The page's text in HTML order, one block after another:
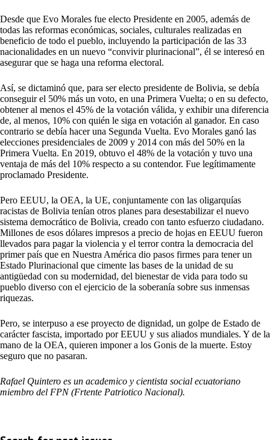
Desde que Evo Morales fue electo Presidente en 2005, además de
todas las reformas económicas, sociales, culturales realizadas en
beneficio de todo el pueblo, incluyendo la participación de las 33
nacionalidades en un nuevo “convivir plurinacional”, él se interesó en
asegurar que se haga una reforma electoral.
Así, se dictaminó que, para ser electo presidente de Bolivia, se debía
conseguir el 50% más un voto, en una Primera Vuelta; o en su defecto,
obtener al menos el 45% de la votación válida, y exhibir una diferencia
de, al menos, 10% con quién le siga en votación al ganador. En caso
contrario se debía hacer una Segunda Vuelta. Evo Morales ganó las
elecciones presidenciales de 2009 y 2014 con más del 50% en la
Primera Vuelta. En 2019, obtuvo el 48% de la votación y tuvo una
ventaja de más del 10% respecto a su contendor. Fue legítimamente
proclamado Presidente.
Pero EEUU, la OEA, la UE, conjuntamente con las oligarquías
racistas de Bolivia tenían otros planes para desestabilizar el nuevo
sistema democrático de Bolivia, creado con tanto esfuerzo ciudadano.
Millones de esos dólares impresos a precio de hojas en EEUU fueron
llevados para pagar la violencia y el terror contra la democracia del
primer país que en Nuestra América dio pasos firmes para tener un
Estado Plurinacional que cimente las bases de la unidad de su
antigüedad con su modernidad, del bienestar de vida para todo su
pueblo diverso con el ejercicio de la soberanía sobre sus inmensas
riquezas.
Pero, se interpuso a ese proyecto de dignidad, un golpe de Estado de
carácter fascista, importado por EEUU y sus aliados mundiales. Y de la
mano de la OEA, quieren imponer a los Gonis de la muerte. Estoy
seguro que no pasaran.
Rafael Quintero es un academico y cientista social ecuatoriano
miembro del FPN (Frtente Patriotico Nacional).